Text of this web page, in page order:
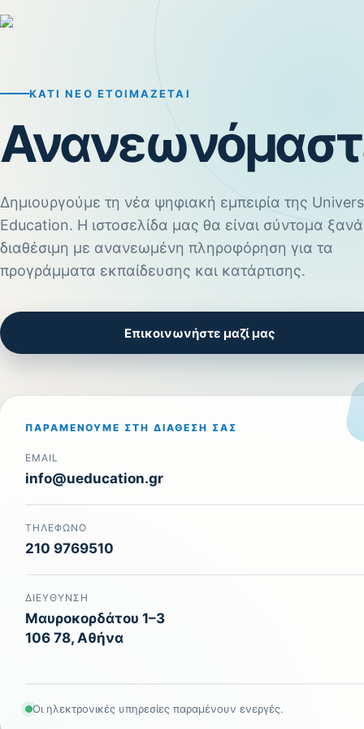
ΚΆΤΙ ΝΈΟ ΕΤΟΙΜΆΖΕΤΑΙ
Δημιουργούμε τη νέα ψηφιακή εμπειρία της
Education. Η ιστοσελίδα μας θα είναι σύντομα ξανά
διαθέσιμη με ανανεωμένη πληροφόρηση για τα
προγράμματα εκπαίδευσης και κατάρτισης.
Επικοινωνήστε μαζί μας
ΠΑΡΑΜΈΝΟΥΜΕ ΣΤΗ ΔΙΆΘΕΣΉ ΣΑΣ
EMAIL
info@ueducation.gr
ΤΗΛΈΦΩΝΟ
210 9769510
ΔΙΕΎΘΥΝΣΗ
Μαυροκορδάτου 1–3
106 78, Αθήνα
Οι ηλεκτρονικές υπηρεσίες παραμένουν ενεργές.